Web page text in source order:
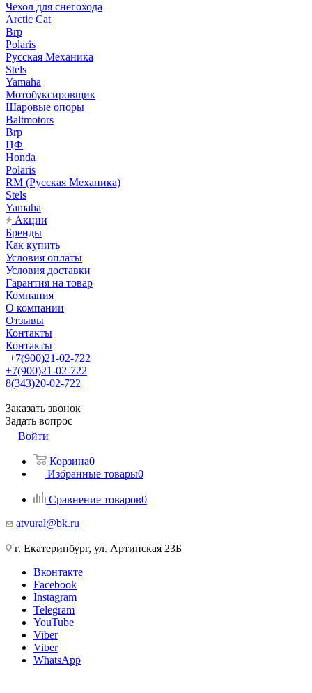
Чехол для снегохода
Arctic Cat
Brp
Polaris
Русская Механика
Stels
Yamaha
Мотобуксировщик
Шаровые опоры
Baltmotors
Brp
ЦФ
Honda
Polaris
RM (Русская Механика)
Stels
Yamaha
Акции
Бренды
Как купить
Условия оплаты
Условия доставки
Гарантия на товар
Компания
О компании
Отзывы
Контакты
Контакты
+7(900)21-02-722
+7(900)21-02-722
8(343)20-02-722
Заказать звонок
Задать вопрос
Войти
Корзина0
Избранные товары0
Сравнение товаров0
atvural@bk.ru
г. Екатеринбург, ул. Артинская 23Б
Вконтакте
Facebook
Instagram
Telegram
YouTube
Viber
Viber
WhatsApp